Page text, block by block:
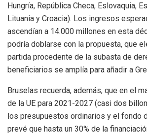
Hungría, República Checa, Eslovaquia,
Lituania y Croacia). Los ingresos
ascendían a 14.000 millones en esta
podría doblarse con la propuesta, que
partida procedente de la subasta de
beneficiarios se amplía para añadir a
Bruselas recuerda, además, que en el
de la UE para 2021-2027 (casi dos
los presupuestos ordinarios y el fondo
prevé que hasta un 30% de la